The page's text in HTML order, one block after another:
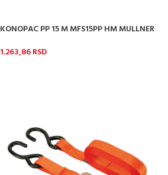
KONOPAC PP 15 M MFS15PP HM MULLNER
1.263,86RSD